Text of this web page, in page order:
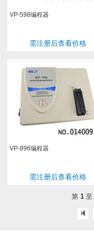
VP-598编程器
需注册后查看价格
VP-896编程器
需注册后查看价格
第 1 至